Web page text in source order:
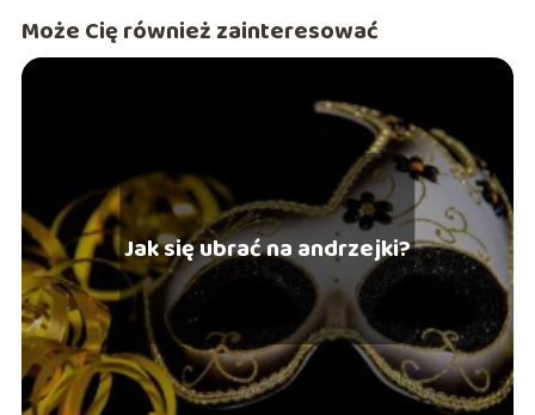
Może Cię również zainteresować
Jak się ubrać na andrzejki?